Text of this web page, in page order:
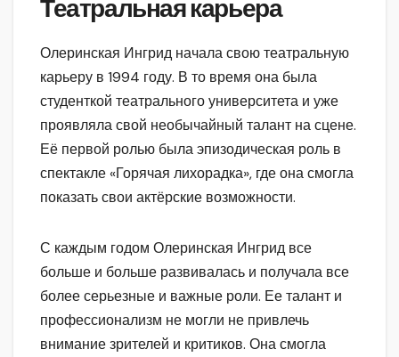
Театральная карьера
Олеринская Ингрид начала свою театральную
карьеру в 1994 году. В то время она была
студенткой театрального университета и уже
проявляла свой необычайный талант на сцене.
Её первой ролью была эпизодическая роль в
спектакле «Горячая лихорадка», где она смогла
показать свои актёрские возможности.
С каждым годом Олеринская Ингрид все
больше и больше развивалась и получала все
более серьезные и важные роли. Ее талант и
профессионализм не могли не привлечь
внимание зрителей и критиков. Она смогла